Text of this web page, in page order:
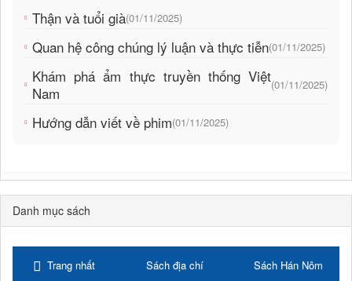
Thận và tuổi già(01/11/2025)
Quan hệ công chúng lý luận và thực tiễn(01/11/2025)
Khám phá ẩm thực truyền thống Việt
Nam
(01/11/2025)
Hướng dẫn viết về phim(01/11/2025)
Danh mục sách
Trang nhất Sách địa chí Sách Hán Nôm